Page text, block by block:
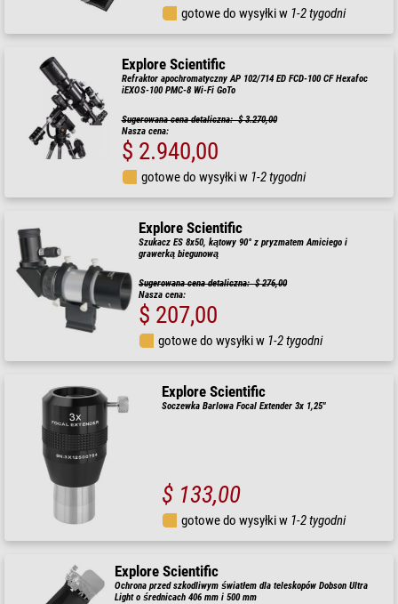
gotowe do wysyłki w 1-2 tygodni
Explore Scientific
Refraktor apochromatyczny AP 102/714 ED FCD-100 CF Hexafoc
iEXOS-100 PMC-8 Wi-Fi GoTo
Sugerowana cena detaliczna: $ 3.270,00
Nasza cena:
$ 2.940,00
gotowe do wysyłki w 1-2 tygodni
Explore Scientific
Szukacz ES 8x50, kątowy 90° z pryzmatem Amiciego i
grawerką biegunową
Sugerowana cena detaliczna: $ 276,00
Nasza cena:
$ 207,00
gotowe do wysyłki w 1-2 tygodni
Explore Scientific
Soczewka Barlowa Focal Extender 3x 1,25"
$ 133,00
gotowe do wysyłki w 1-2 tygodni
Explore Scientific
Ochrona przed szkodliwym światłem dla teleskopów Dobson Ultra
Light o średnicach 406 mm i 500 mm